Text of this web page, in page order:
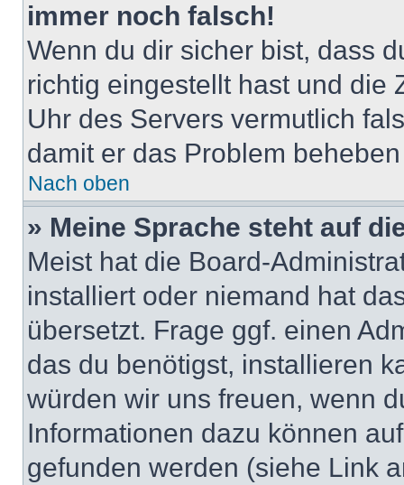
immer noch falsch!
Wenn du dir sicher bist, dass
richtig eingestellt hast und die
Uhr des Servers vermutlich
damit er das Problem
Nach oben
» Meine Sprache steht auf
Meist hat die Board-
installiert oder niemand hat
übersetzt. Frage ggf. einen
das du benötigst, installieren
würden wir uns freuen, wenn
Informationen dazu können
gefunden werden (siehe Link